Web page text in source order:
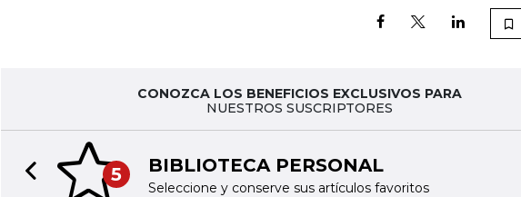
CONOZCA LOS BENEFICIOS EXCLUSIVOS PARA
NUESTROS SUSCRIPTORES
5 BIBLIOTECA PERSONAL
Seleccione y conserve sus artículos favoritos
Previous slide